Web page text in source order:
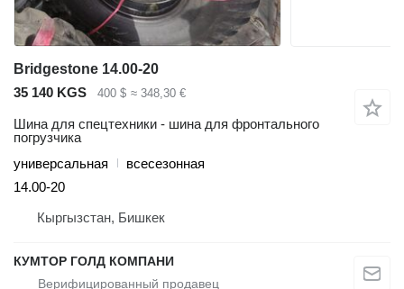
Bridgestone 14.00-20
35 140 KGS
400 $ ≈ 348,30 €
Шина для спецтехники - шина для фронтального
погрузчика
универсальная
всесезонная
14.00-20
Кыргызстан, Бишкек
КУМТОР ГОЛД КОМПАНИ